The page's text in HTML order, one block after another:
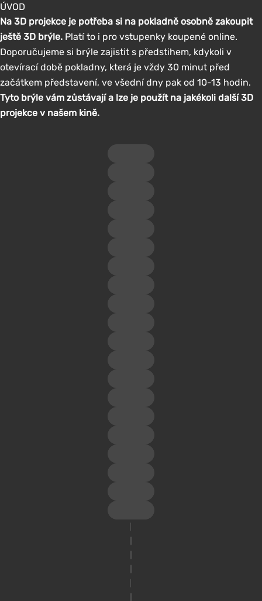
ÚVOD
Na 3D projekce je potřeba si na pokladně osobně zakoupit
ještě 3D brýle. Platí to i pro vstupenky koupené online.
Doporučujeme si brýle zajistit s předstihem, kdykoli v
otevírací době pokladny, která je vždy 30 minut před
začátkem představení, ve všední dny pak od 10-13 hodin.
Tyto brýle vám zůstávají a lze je použít na jakékoli další 3D
projekce v našem kině.